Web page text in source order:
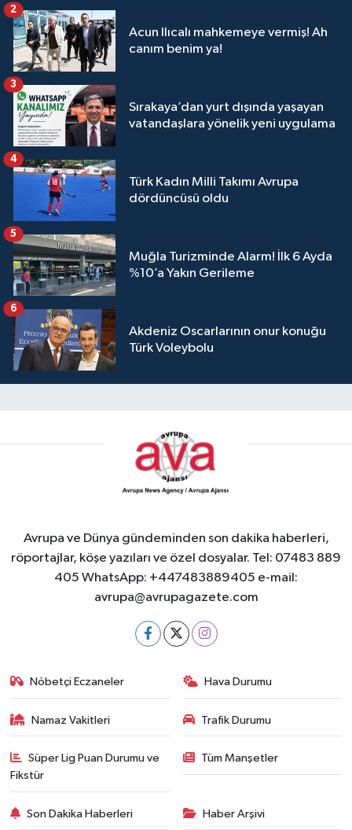
Acun Ilıcalı mahkemeye vermiş! Ah
canım benim ya!
2
Sırakaya’dan yurt dışında yaşayan
vatandaşlara yönelik yeni uygulama
3
Türk Kadın Milli Takımı Avrupa
dördüncüsü oldu
4
Muğla Turizminde Alarm! İlk 6 Ayda
%10’a Yakın Gerileme
5
Akdeniz Oscarlarının onur konuğu
Türk Voleybolu
6
Avrupa ve Dünya gündeminden son dakika haberleri,
röportajlar, köşe yazıları ve özel dosyalar. Tel: 07483 889
405 WhatsApp: +447483889405 e-mail:
avrupa@avrupagazete.com
Nöbetçi Eczaneler Hava Durumu
Namaz Vakitleri Trafik Durumu
Süper Lig Puan Durumu ve
Fikstür
Tüm Manşetler
Son Dakika Haberleri Haber Arşivi